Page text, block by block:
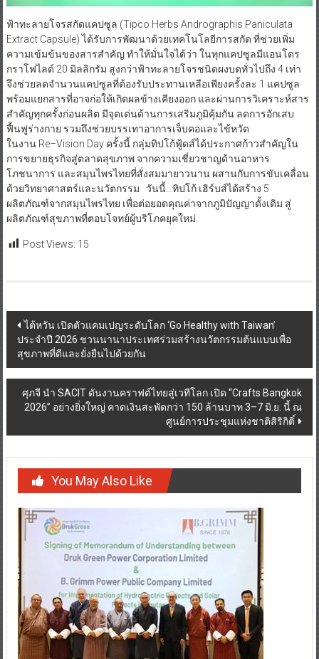
ฟ้าทะลายโจรสกัดแคปซูล (Tipco Herbs Andrographis Paniculata
Extract Capsule) ได้รับการพัฒนาด้วยเทคโนโลยีการสกัด ที่ช่วยเพิ่ม
ความเข้มข้นของสารสำคัญ ทำให้มั่นใจได้ว่า ในทุกแคปซูลมีแอนโดร
กราโฟไลด์ 20 มิลลิกรัม สูงกว่าฟ้าทะลายโจรชนิดผงบดทั่วไปถึง 4 เท่า
จึงช่วยลดจำนวนแคปซูลที่ต้องรับประทานเหลือเพียงครั้งละ 1 แคปซูล
พร้อมแยกสารที่อาจก่อให้เกิดผลข้างเคียงออก และผ่านการวิเคราะห์สาร
สำคัญทุกครั้งก่อนผลิต มีจุดเด่นด้านการเสริมภูมิคุ้มกัน ลดการอักเสบ
ฟื้นฟูร่างกาย รวมถึงช่วยบรรเทาอาการเจ็บคอและไข้หวัด
ในงาน Re–Vision Day ครั้งนี้ กลุ่มทิปโก้ฟู้ดส์ได้ประกาศก้าวสำคัญใน
การขยายธุรกิจสู่ตลาดสุขภาพ จากความเชี่ยวชาญด้านอาหาร
โภชนาการ และสมุนไพรไทยที่สั่งสมมายาวนาน ผสานกับการขับเคลื่อน
ด้วยวิทยาศาสตร์และนวัตกรรม วันนี้…ทิปโก้ เฮิร์บส์ได้สร้าง 5
ผลิตภัณฑ์จากสมุนไพรไทย เพื่อต่อยอดคุณค่าจากภูมิปัญญาดั้งเดิม สู่
ผลิตภัณฑ์สุขภาพที่ตอบโจทย์ผู้บริโภคยุคใหม่
Post Views: 15
Post
navigation
ไต้หวัน เปิดตัวแคมเปญระดับโลก ‘Go Healthy with Taiwan’
ประจำปี 2026 ชวนนานาประเทศร่วมสร้างนวัตกรรมต้นแบบเพื่อ
สุขภาพที่ดีและยั่งยืนไปด้วยกัน
ศุภจี นำ SACIT ดันงานคราฟต์ไทยสู่เวทีโลก เปิด “Crafts Bangkok
2026” อย่างยิ่งใหญ่ คาดเงินสะพัดกว่า 150 ล้านบาท 3–7 มิ.ย. นี้ ณ
ศูนย์การประชุมแห่งชาติสิริกิติ์
You May Also Like